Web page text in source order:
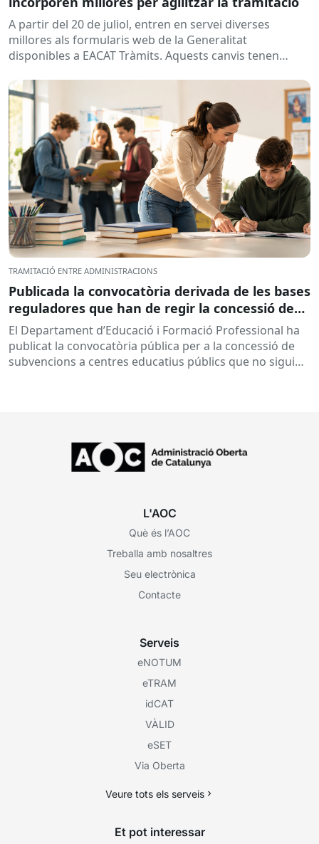
A partir del 20 de juliol, entren en servei diverses
millores als formularis web de la Generalitat
disponibles a EACAT Tràmits. Aquests canvis tenen
TRAMITACIÓ ENTRE ADMINISTRACIONS
Publicada la convocatòria derivada de les bases
reguladores que han de regir la concessió de
subvencions a centres educatius, per al
desenvolupament de programes de formació i
inserció, durant el curs 2026-2027
El Departament d’Educació i Formació Professional ha
publicat la convocatòria pública per a la concessió de
subvencions a centres educatius públics que no siguin
L'AOC
Què és l’AOC
Treballa amb nosaltres
Seu electrònica
Contacte
Serveis
eNOTUM
eTRAM
idCAT
VÀLID
eSET
Via Oberta
Veure tots els serveis
Et pot interessar